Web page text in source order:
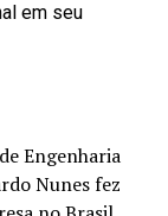
em seu
Engenharia
Nunes fez